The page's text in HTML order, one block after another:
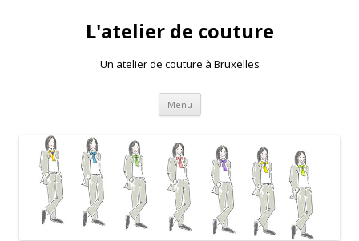
L'atelier de couture
Un atelier de couture à Bruxelles
Menu Aller au contenu principal